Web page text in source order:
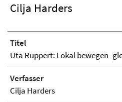
Cilja Harders
Titel
Uta Ruppert: Lokal bewegen -
Verfasser
Cilja Harders